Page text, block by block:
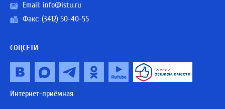
Email: info@istu.ru
Факс: (3412) 50-40-55
СОЦСЕТИ
Интернет-приёмная